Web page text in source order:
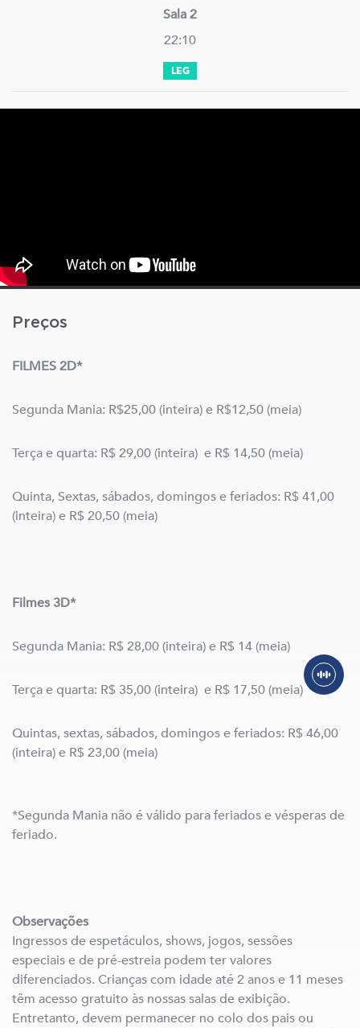
Sala 2
22:10
LEG
Preços
FILMES 2D*
Segunda Mania: R$25,00 (inteira) e R$12,50 (meia)
Terça e quarta: R$ 29,00 (inteira) e R$ 14,50 (meia)
Quinta, Sextas, sábados, domingos e feriados: R$ 41,00
(inteira) e R$ 20,50 (meia)
Filmes 3D*
Segunda Mania: R$ 28,00 (inteira) e R$ 14 (meia)
Terça e quarta: R$ 35,00 (inteira) e R$ 17,50 (meia)
Quintas, sextas, sábados, domingos e feriados: R$ 46,00
(inteira) e R$ 23,00 (meia)
*Segunda Mania não é válido para feriados e vésperas de
feriado.
Observações
Ingressos de espetáculos, shows, jogos, sessões
especiais e de pré-estreia podem ter valores
diferenciados. Crianças com idade até 2 anos e 11 meses
têm acesso gratuito às nossas salas de exibição.
Entretanto, devem permanecer no colo dos pais ou